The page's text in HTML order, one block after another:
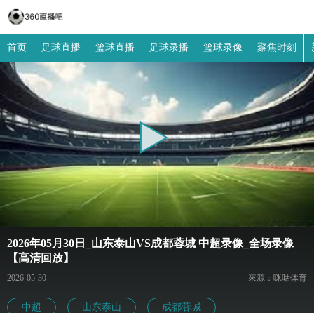
首页 足球直播 篮球直播 足球录播 篮球录像 聚焦时刻
2026年05月30日_山东泰山VS成都蓉城 中超录像_全场录像
【高清回放】
2026-05-30 來源：咪咕体育
中超 山东泰山 成都蓉城